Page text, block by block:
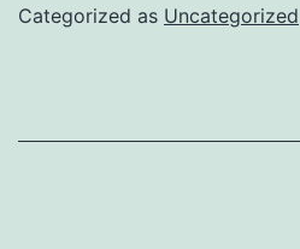
Categorized as Uncategorized